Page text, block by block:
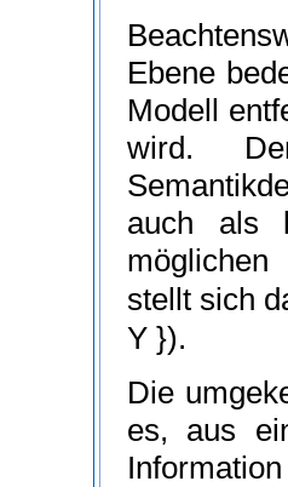
Ebene
Modell
wird.
auch als
möglichen
stellt sich
Y }).
Die
es, aus